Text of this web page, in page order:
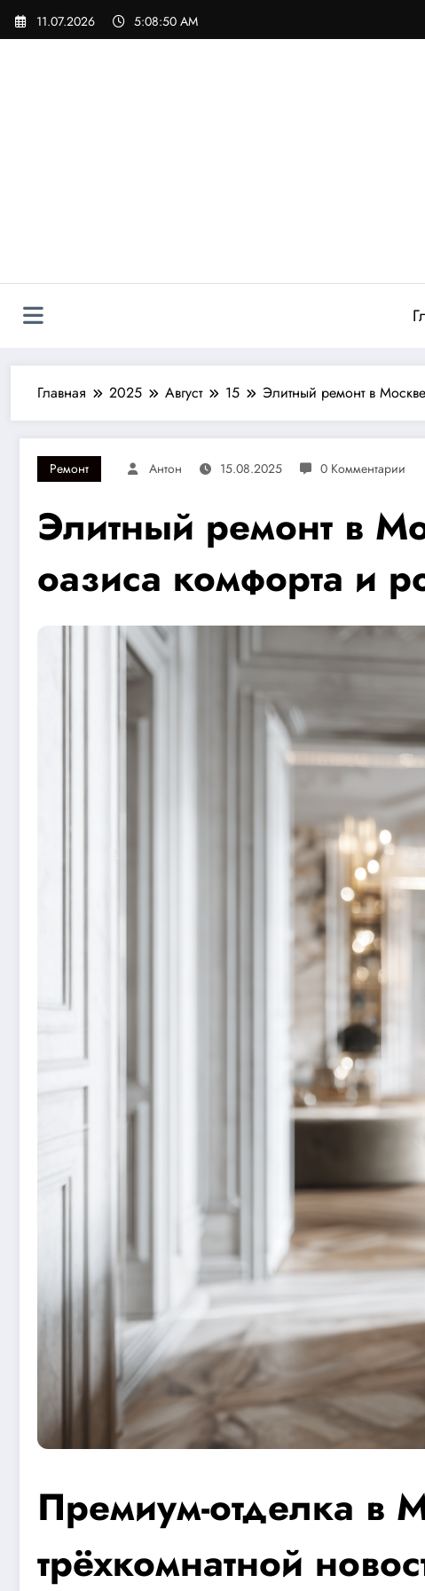
Перейти
11.07.2026 5:08:51 AM
Главная 2025 Август 15 Элитный ремонт в
Ремонт Антон 15.08.2025 0 Комментарии
Элитный ремонт в
оазиса комфорта и
Премиум-отделка в
трёхкомнатной